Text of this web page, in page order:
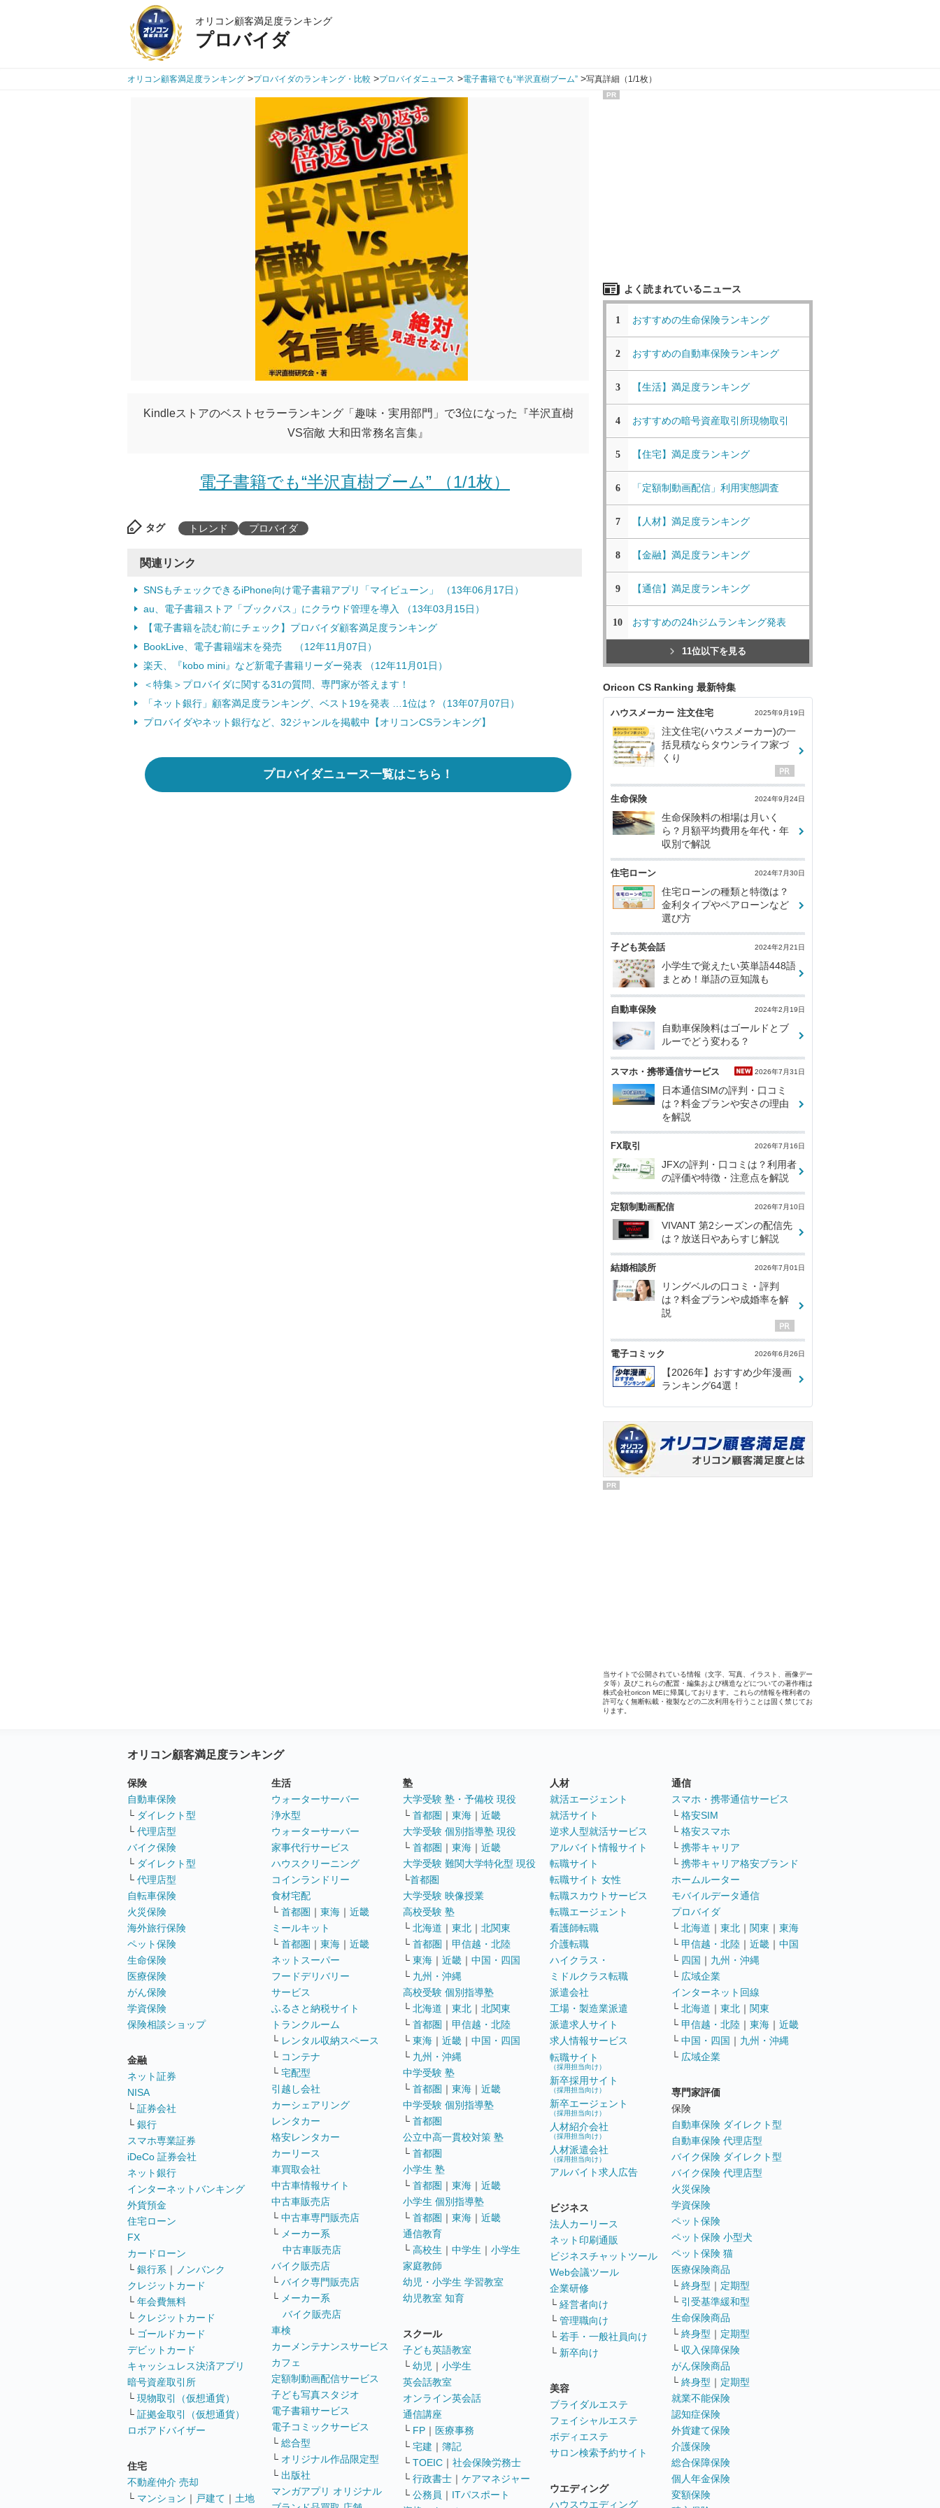
オリコン顧客満足度ランキング
プロバイダ
オリコン顧客満足度ランキング >プロバイダのランキング・比較 >プロバイダニュース >電子書籍でも“半沢直樹ブーム” >写真詳細（1/1枚）
Kindleストアのベストセラーランキング「趣味・実用部門」で3位になった『半沢直樹
VS宿敵 大和田常務名言集』
電子書籍でも“半沢直樹ブーム” （1/1枚）
タグ トレンド プロバイダ
関連リンク
SNSもチェックできるiPhone向け電子書籍アプリ「マイビューン」 （13年06月17日）
au、電子書籍ストア「ブックパス」にクラウド管理を導入 （13年03月15日）
【電子書籍を読む前にチェック】プロバイダ顧客満足度ランキング
BookLive、電子書籍端末を発売 （12年11月07日）
楽天、『kobo mini』など新電子書籍リーダー発表 （12年11月01日）
＜特集＞プロバイダに関する31の質問、専門家が答えます！
「ネット銀行」顧客満足度ランキング、ベスト19を発表 …1位は？（13年07月07日）
プロバイダやネット銀行など、32ジャンルを掲載中【オリコンCSランキング】
プロバイダニュース一覧はこちら！
PR
よく読まれているニュース
1 おすすめの生命保険ランキング
2 おすすめの自動車保険ランキング
3 【生活】満足度ランキング
4 おすすめの暗号資産取引所現物取引
5 【住宅】満足度ランキング
6 「定額制動画配信」利用実態調査
7 【人材】満足度ランキング
8 【金融】満足度ランキング
9 【通信】満足度ランキング
10 おすすめの24hジムランキング発表
11位以下を見る
Oricon CS Ranking 最新特集
ハウスメーカー 注文住宅 2025年9月19日
注文住宅(ハウスメーカー)の一
括見積ならタウンライフ家づ
くり
生命保険 2024年9月24日
生命保険料の相場は月いく
ら？月額平均費用を年代・年
収別で解説
住宅ローン 2024年7月30日
住宅ローンの種類と特徴は？
金利タイプやペアローンなど
選び方
子ども英会話 2024年2月21日
小学生で覚えたい英単語448語
まとめ！単語の豆知識も
自動車保険 2024年2月19日
自動車保険料はゴールドとブ
ルーでどう変わる？
スマホ・携帯通信サービス 2026年7月31日
日本通信SIMの評判・口コミ
は？料金プランや安さの理由
を解説
FX取引 2026年7月16日
JFXの評判・口コミは？利用者
の評価や特徴・注意点を解説
定額制動画配信 2026年7月10日
VIVANT 第2シーズンの配信先
は？放送日やあらすじ解説
結婚相談所 2026年7月01日
リングベルの口コミ・評判
は？料金プランや成婚率を解
説
電子コミック 2026年6月26日
【2026年】おすすめ少年漫画
ランキング64選！
PR
当サイトで公開されている情報（文字、写真、イラスト、画像デー
タ等）及びこれらの配置・編集および構造などについての著作権は
株式会社oricon MEに帰属しております。これらの情報を権利者の
許可なく無断転載・複製などの二次利用を行うことは固く禁じてお
ります。
オリコン顧客満足度ランキング
保険
自動車保険
└ ダイレクト型
└ 代理店型
バイク保険
└ ダイレクト型
└ 代理店型
自転車保険
火災保険
海外旅行保険
ペット保険
生命保険
医療保険
がん保険
学資保険
保険相談ショップ
金融
ネット証券
NISA
└ 証券会社
└ 銀行
スマホ専業証券
iDeCo 証券会社
ネット銀行
インターネットバンキング
外貨預金
住宅ローン
FX
カードローン
└ 銀行系 ｜
ノンバンク
クレジットカード
└ 年会費無料
└ クレジットカード
└ ゴールドカード
デビットカード
キャッシュレス決済アプリ
暗号資産取引所
└ 現物取引（仮想通貨）
└ 証拠金取引（仮想通貨）
ロボアドバイザー
住宅
不動産仲介 売却
└ マンション ｜ 戸建て ｜ 土地
生活
ウォーターサーバー
浄水型
ウォーターサーバー
家事代行サービス
ハウスクリーニング
コインランドリー
食材宅配
└ 首都圏 ｜ 東海 ｜ 近畿
ミールキット
└ 首都圏 ｜ 東海 ｜ 近畿
ネットスーパー
フードデリバリー
サービス
ふるさと納税サイト
トランクルーム
└ レンタル収納スペース
└ コンテナ
└ 宅配型
引越し会社
カーシェアリング
レンタカー
格安レンタカー
カーリース
車買取会社
中古車情報サイト
中古車販売店
└ 中古車専門販売店
└ メーカー系
中古車販売店
バイク販売店
└ バイク専門販売店
└ メーカー系
バイク販売店
車検
カーメンテナンスサービス
カフェ
定額制動画配信サービス
子ども写真スタジオ
電子書籍サービス
電子コミックサービス
└ 総合型
└ オリジナル作品限定型
└ 出版社
マンガアプリ オリジナル
塾
大学受験 塾・予備校 現役
└ 首都圏 ｜ 東海 ｜ 近畿
大学受験 個別指導塾 現役
└ 首都圏 ｜ 東海 ｜ 近畿
大学受験 難関大学特化型 現役
└首都圏
大学受験 映像授業
高校受験 塾
└ 北海道 ｜ 東北 ｜ 北関東
└ 首都圏 ｜ 甲信越・北陸
└ 東海 ｜ 近畿 ｜ 中国・四国
└ 九州・沖縄
高校受験 個別指導塾
└ 北海道 ｜ 東北 ｜ 北関東
└ 首都圏 ｜ 甲信越・北陸
└ 東海 ｜ 近畿 ｜ 中国・四国
└ 九州・沖縄
中学受験 塾
└ 首都圏 ｜ 東海 ｜ 近畿
中学受験 個別指導塾
└ 首都圏
公立中高一貫校対策 塾
└ 首都圏
小学生 塾
└ 首都圏 ｜ 東海 ｜ 近畿
小学生 個別指導塾
└ 首都圏 ｜ 東海 ｜ 近畿
通信教育
└ 高校生 ｜ 中学生 ｜ 小学生
家庭教師
幼児・小学生 学習教室
幼児教室 知育
スクール
子ども英語教室
└ 幼児 ｜ 小学生
英会話教室
オンライン英会話
通信講座
└ FP ｜ 医療事務
└ 宅建 ｜ 簿記
└ TOEIC ｜ 社会保険労務士
└ 行政書士 ｜ ケアマネジャー
└ 公務員 ｜ ITパスポート
人材
就活エージェント
就活サイト
逆求人型就活サービス
アルバイト情報サイト
転職サイト
転職サイト 女性
転職スカウトサービス
転職エージェント
看護師転職
介護転職
ハイクラス・
ミドルクラス転職
派遣会社
工場・製造業派遣
派遣求人サイト
求人情報サービス
転職サイト
（採用担当向け）
新卒採用サイト
（採用担当向け）
新卒エージェント
（採用担当向け）
人材紹介会社
（採用担当向け）
人材派遣会社
（採用担当向け）
アルバイト求人広告
ビジネス
法人カーリース
ネット印刷通販
ビジネスチャットツール
Web会議ツール
企業研修
└ 経営者向け
└ 管理職向け
└ 若手・一般社員向け
└ 新卒向け
美容
ブライダルエステ
フェイシャルエステ
ボディエステ
サロン検索予約サイト
ウエディング
ハウスウエディング
通信
スマホ・携帯通信サービス
└ 格安SIM
└ 格安スマホ
└ 携帯キャリア
└ 携帯キャリア格安ブランド
ホームルーター
モバイルデータ通信
プロバイダ
└ 北海道 ｜ 東北 ｜ 関東 ｜ 東海
└ 甲信越・北陸 ｜ 近畿 ｜ 中国
└ 四国 ｜ 九州・沖縄
└ 広域企業
インターネット回線
└ 北海道 ｜ 東北 ｜ 関東
└ 甲信越・北陸 ｜ 東海 ｜ 近畿
└ 中国・四国 ｜ 九州・沖縄
└ 広域企業
専門家評価
保険
自動車保険 ダイレクト型
自動車保険 代理店型
バイク保険 ダイレクト型
バイク保険 代理店型
火災保険
学資保険
ペット保険
ペット保険 小型犬
ペット保険 猫
医療保険商品
└ 終身型 ｜ 定期型
└ 引受基準緩和型
生命保険商品
└ 終身型 ｜ 定期型
└ 収入保障保険
がん保険商品
└ 終身型 ｜ 定期型
就業不能保険
認知症保険
外貨建て保険
介護保険
総合保障保険
個人年金保険
変額保険